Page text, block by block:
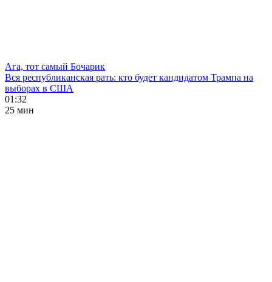
Ага, тот самый Бочарик
Вся республиканская рать: кто будет кандидатом Трампа на
выборах в США
01:32
25 мин